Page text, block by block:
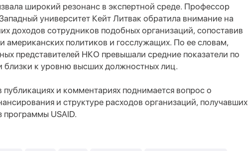
широкий резонанс в экспертной среде. Профессор
университет Кейт Литвак обратила внимание на
доходов сотрудников подобных организаций, сопоставив
американских политиков и госслужащих. По ее словам,
представителей НКО превышали средние показатели по
близки к уровню высших должностных лиц.
и комментариях поднимается вопрос о
и структуре расходов организаций, получавших
программы USAID.